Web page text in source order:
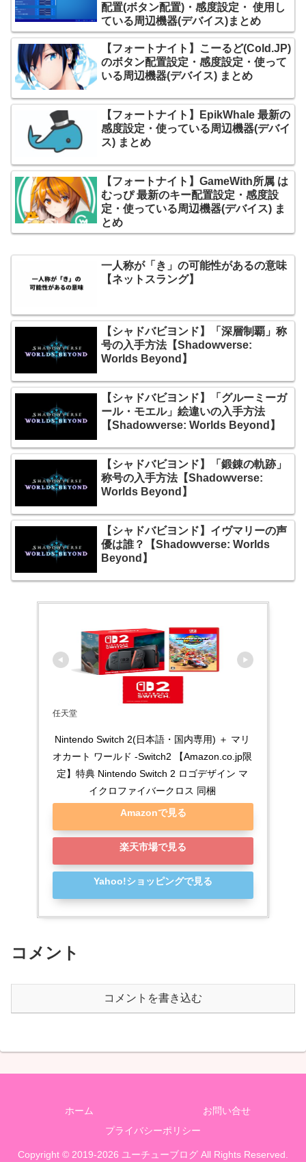
配置(ボタン配置)・感度設定・ 使用し
ている周辺機器(デバイス)まとめ
【フォートナイト】こーるど(Cold.JP)
のボタン配置設定・感度設定・使って
いる周辺機器(デバイス) まとめ
【フォートナイト】EpikWhale 最新の
感度設定・使っている周辺機器(デバイ
ス) まとめ
【フォートナイト】GameWith所属 は
むっぴ 最新のキー配置設定・感度設
定・使っている周辺機器(デバイス) ま
とめ
一人称が「き」の可能性があるの意味
【ネットスラング】
【シャドバビヨンド】「深層制覇」称
号の入手方法【Shadowverse:
Worlds Beyond】
【シャドバビヨンド】「グルーミーガ
ール・モエル」絵違いの入手方法
【Shadowverse: Worlds Beyond】
【シャドバビヨンド】「鍛錬の軌跡」
称号の入手方法【Shadowverse:
Worlds Beyond】
【シャドバビヨンド】イヴマリーの声
優は誰？【Shadowverse: Worlds
Beyond】
任天堂
Nintendo Switch 2(日本語・国内専用) ＋ マリ
オカート ワールド -Switch2 【Amazon.co.jp限
定】特典 Nintendo Switch 2 ロゴデザイン マ
イクロファイバークロス 同梱
Amazonで見る
楽天市場で見る
Yahoo!ショッピングで見る
コメント
コメントを書き込む
ホーム
お問い合せ
プライバシーポリシー
Copyright © 2019-2026 ユーチューブログ All Rights Reserved.